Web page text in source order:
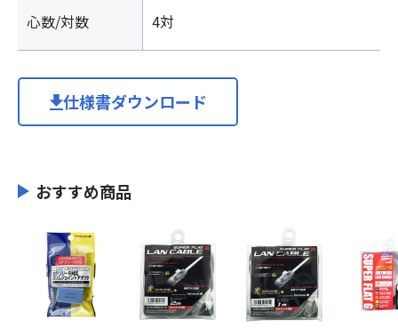
心数/対数 4対
仕様書ダウンロード
おすすめ商品